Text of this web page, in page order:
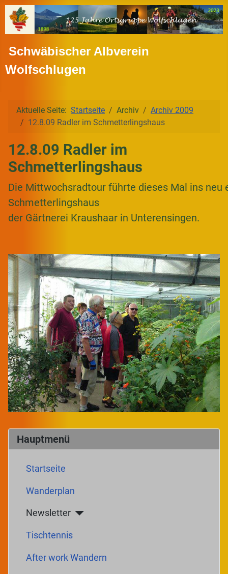
Schwäbischer Albverein
Wolfschlugen
Hauptmenü
Startseite
Wanderplan
Newsletter
Tischtennis
After work Wandern
Aktuelle Seite: Startseite Archiv
Archiv 2009
12.8.09 Radler im Schmetterlingshaus
12.8.09 Radler im
Schmetterlingshaus
Die Mittwochsradtour führte dieses Mal ins neu
Schmetterlingshaus
der Gärtnerei Kraushaar in Unterensingen.